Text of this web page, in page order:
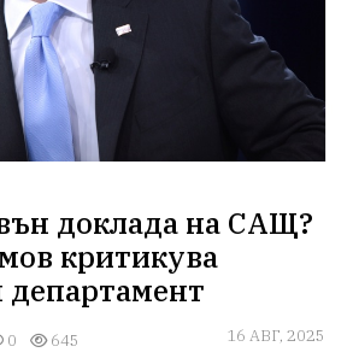
доклада на САЩ?
критикува
0 645 16 АВГ, 2025